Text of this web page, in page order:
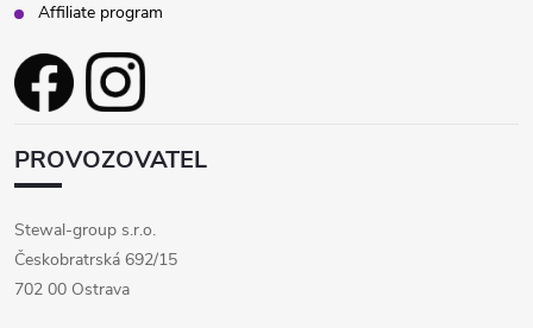
Affiliate program
PROVOZOVATEL
Stewal-group s.r.o.
Českobratrská 692/15
702 00 Ostrava